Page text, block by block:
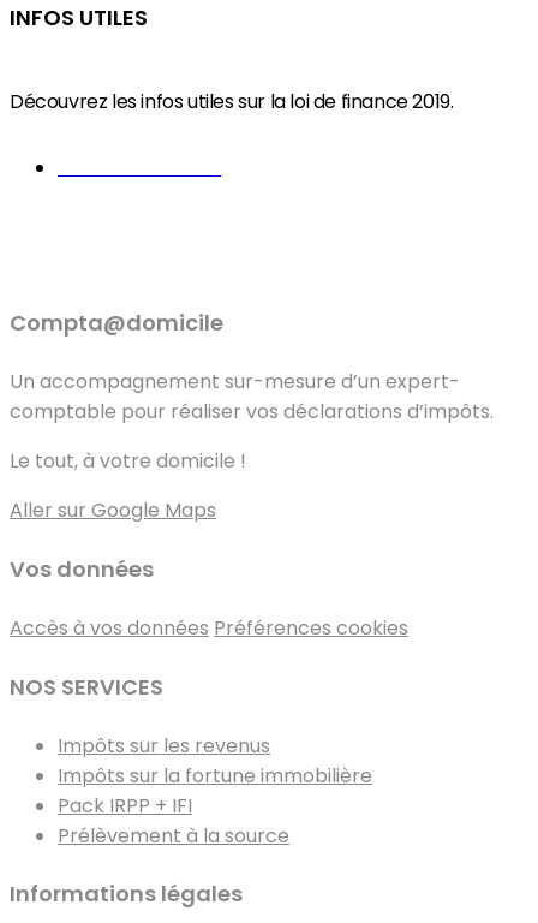
INFOS UTILES
Découvrez les infos utiles sur la loi de finance 2019.
Compta@domicile
Un accompagnement sur-mesure d’un expert-
comptable pour réaliser vos déclarations d’impôts.
Le tout, à votre domicile !
Aller sur Google Maps
Vos données
Accès à vos données Préférences cookies
NOS SERVICES
Impôts sur les revenus
Impôts sur la fortune immobilière
Pack IRPP + IFI
Prélèvement à la source
Informations légales